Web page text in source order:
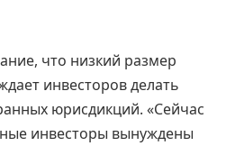
что низкий размер
инвесторов делать
юрисдикций. «Сейчас
инвесторы вынуждены